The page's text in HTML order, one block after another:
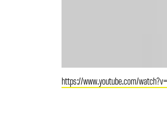
https://www.youtube.com/